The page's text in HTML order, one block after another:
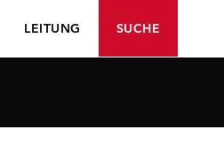
LEITUNG SUCHE